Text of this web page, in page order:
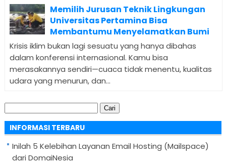
Memilih Jurusan Teknik Lingkungan
Universitas Pertamina Bisa
Membantumu Menyelamatkan Bumi
Krisis iklim bukan lagi sesuatu yang hanya dibahas
dalam konferensi internasional. Kamu bisa
merasakannya sendiri—cuaca tidak menentu, kualitas
udara yang menurun, dan...
untuk:
INFORMASI TERBARU
Inilah 5 Kelebihan Layanan Email Hosting (Mailspace)
dari DomaiNesia